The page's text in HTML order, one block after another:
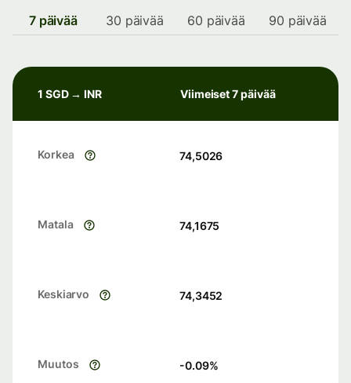
7 päivää 30 päivää 60 päivää 90 päivää
1 SGD → INR Viimeiset 7 päivää
Korkea 74,5026
Matala 74,1675
Keskiarvo 74,3452
Muutos -0.09%